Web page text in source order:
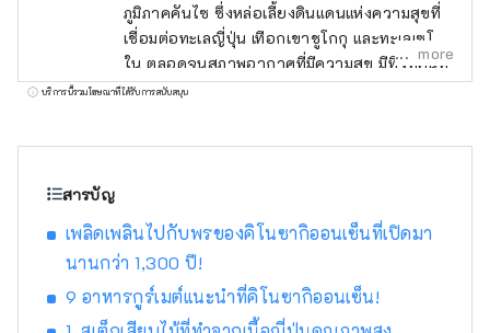
ภูมิภาคคันไซ ซึ่งหล่อเลี้ยงดินแดนแห่งความสุขที่
เชื่อมต่อทะเลญี่ปุ่น เทือกเขาชูโกกุ และทะเลเซโตะ
ใน ตลอดจนสภาพอากาศที่มีความสุข มีทิวทัศน์ที่
งดงามมากมายที่จะดึงดูดสายตาของคุณ เช่น
ชั้นนำของญี่ปุ่น และข้าวสาเก ``เฮียวโงะ ยามา
ดะ นิชิกิ'' คืออัญมณีที่จะทำให้คุณประหลาดใจ
อาริมะออนเซ็นเป็นบ่อน้ำพุร้อนที่มีชื่อเสียง และคิ
โนซากิออนเซ็นก็ปรากฏอยู่ในวรรณกรรม
more
บริการนี้รวมโฆษณาที่ได้รับการสนับสนุน
สารบัญ
เพลิดเพลินไปกับพรของคิโนซากิออนเซ็นที่เปิดมา
นานกว่า 1,300 ปี!
9 อาหารกูร์เมต์แนะนำที่คิโนซากิออนเซ็น!